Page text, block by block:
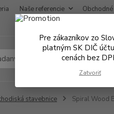
Naše referencie
stavebnice Spiral Wood
Pre zákazníkov zo
platným SK DIČ
cenách bez
Zatvoriť